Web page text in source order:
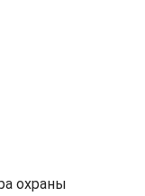
охраны